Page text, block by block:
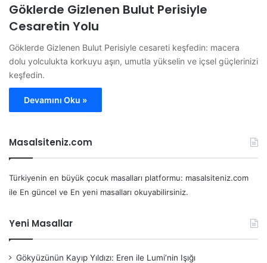
Göklerde Gizlenen Bulut Perisiyle
Cesaretin Yolu
Göklerde Gizlenen Bulut Perisiyle cesareti keşfedin: macera
dolu yolculukta korkuyu aşın, umutla yükselin ve içsel güçlerinizi
keşfedin.
Devamını Oku »
Masalsiteniz.com
Türkiyenin en büyük çocuk masalları platformu: masalsiteniz.com
ile En güncel ve En yeni masalları okuyabilirsiniz.
Yeni Masallar
Gökyüzünün Kayıp Yıldızı: Eren ile Lumi’nin Işığı